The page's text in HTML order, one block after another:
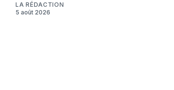
LA RÉDACTION
5 août 2026